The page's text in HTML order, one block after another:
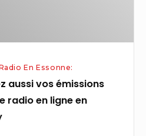
En Essonne:
aussi vos émissions
radio en ligne en